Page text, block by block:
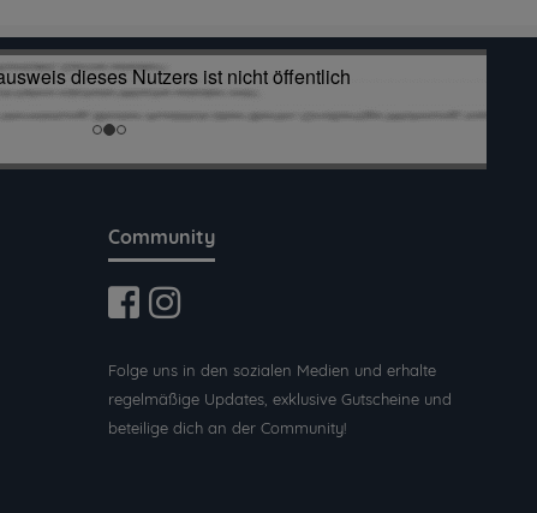
Community
Folge uns in den sozialen Medien und erhalte
regelmäßige Updates, exklusive Gutscheine und
beteilige dich an der Community!